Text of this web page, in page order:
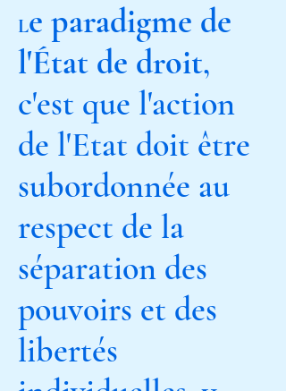
Le paradigme de
l'État de droit,
c'est que l'action
de l'Etat doit être
subordonnée au
respect de la
séparation des
pouvoirs et des
libertés